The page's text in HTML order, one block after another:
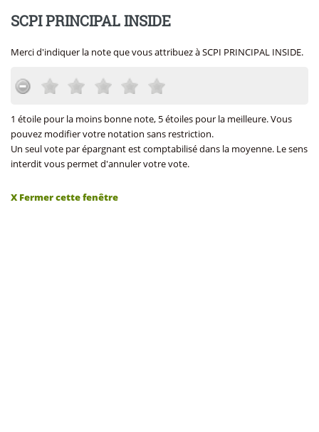
SCPI PRINCIPAL INSIDE
Merci d'indiquer la note que vous attribuez à SCPI PRINCIPAL INSIDE.
1 étoile pour la moins bonne note, 5 étoiles pour la meilleure. Vous
pouvez modifier votre notation sans restriction.
Un seul vote par épargnant est comptabilisé dans la moyenne. Le sens
interdit vous permet d'annuler votre vote.
X Fermer cette fenêtre